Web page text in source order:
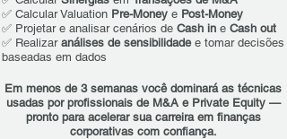
✅ Calcular Valuation Pre-Money e Post-Money
✅ Projetar e analisar cenários de Cash in e Cash out
✅ Realizar análises de sensibilidade​ e tomar decisões
baseadas em dados
Em menos de 3 semanas você dominará as técnicas
usadas por profissionais de M&A e Private Equity —
pronto para acelerar sua carreira em finanças
corporativas com confiança.